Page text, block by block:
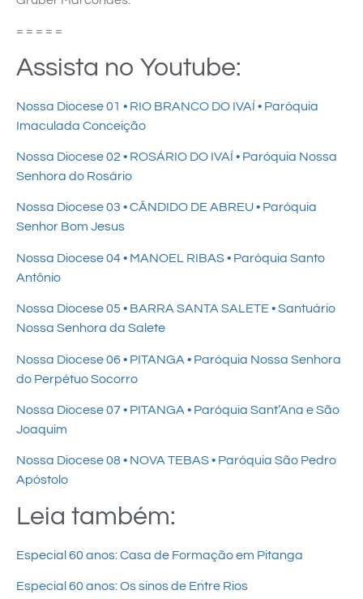
= = = = =
Assista no Youtube:
Nossa Diocese 01 • RIO BRANCO DO IVAÍ • Paróquia
Imaculada Conceição
Nossa Diocese 02 • ROSÁRIO DO IVAÍ • Paróquia Nossa
Senhora do Rosário
Nossa Diocese 03 • CÂNDIDO DE ABREU • Paróquia
Senhor Bom Jesus
Nossa Diocese 04 • MANOEL RIBAS • Paróquia Santo
Antônio
Nossa Diocese 05 • BARRA SANTA SALETE • Santuário
Nossa Senhora da Salete
Nossa Diocese 06 • PITANGA • Paróquia Nossa Senhora
do Perpétuo Socorro
Nossa Diocese 07 • PITANGA • Paróquia Sant’Ana e São
Joaquim
Nossa Diocese 08 • NOVA TEBAS • Paróquia São Pedro
Apóstolo
Leia também:
Especial 60 anos: Casa de Formação em Pitanga
Especial 60 anos: Os sinos de Entre Rios